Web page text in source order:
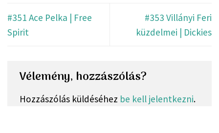
#351 Ace Pelka | Free
Spirit
#353 Villányi Feri
küzdelmei | Dickies
Vélemény, hozzászólás?
Hozzászólás küldéséhez be kell jelentkezni.